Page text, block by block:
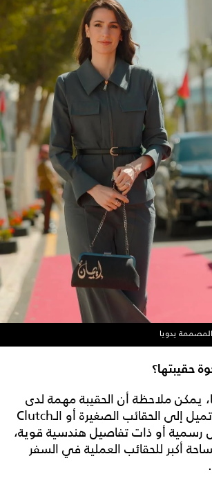
يدويا
حقيبتها؟
يمكن ملاحظة أن الحقيبة مهمة لدى
الأميرة رجوة، وهي تميل إلى الحقائب الصغيرة أو الـClutch
رسمية أو ذات تفاصيل هندسية قوية،
أكبر للحقائب العملية في السفر